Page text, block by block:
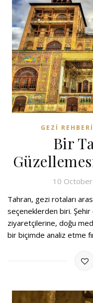
GEZI REHBERI
Bir
10
Tahran, gezi rotaları
seçeneklerden biri. Şehir
ziyaretçilerine, doğu
bir biçimde analiz etme